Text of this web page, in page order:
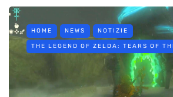
HOME NEWS NOTIZIE
THE LEGEND OF ZELDA: TEARS OF